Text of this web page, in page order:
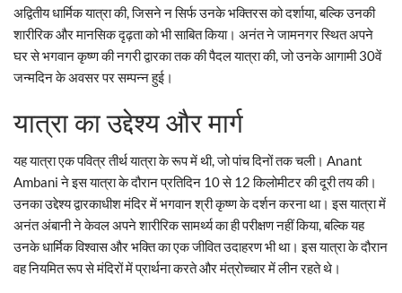
अद्वितीय धार्मिक यात्रा की, जिसने न सिर्फ उनके भक्तिरस को दर्शाया, बल्कि उनकी
शारीरिक और मानसिक दृढ़ता को भी साबित किया। अनंत ने जामनगर स्थित अपने
घर से भगवान कृष्ण की नगरी द्वारका तक की पैदल यात्रा की, जो उनके आगामी 30वें
जन्मदिन के अवसर पर सम्पन्न हुई।
यात्रा का उद्देश्य और मार्ग
यह यात्रा एक पवित्र तीर्थ यात्रा के रूप में थी, जो पांच दिनों तक चली। Anant
Ambani ने इस यात्रा के दौरान प्रतिदिन 10 से 12 किलोमीटर की दूरी तय की।
उनका उद्देश्य द्वारकाधीश मंदिर में भगवान श्री कृष्ण के दर्शन करना था। इस यात्रा में
अनंत अंबानी ने केवल अपने शारीरिक सामर्थ्य का ही परीक्षण नहीं किया, बल्कि यह
उनके धार्मिक विश्वास और भक्ति का एक जीवित उदाहरण भी था। इस यात्रा के दौरान
वह नियमित रूप से मंदिरों में प्रार्थना करते और मंत्रोच्चार में लीन रहते थे।